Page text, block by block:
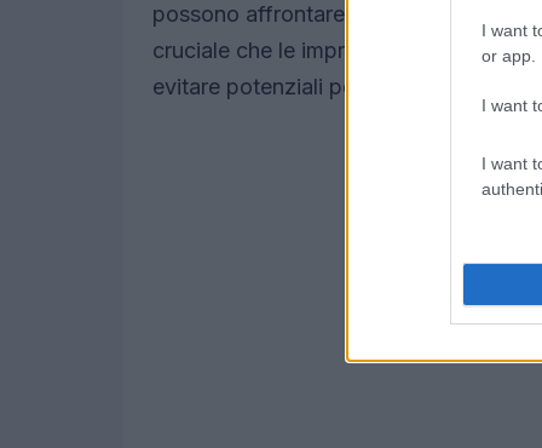
I want
or app.
I want
I want
possono affrontare sanzioni
cruciale che le imprese comprendano
evitare potenziali penalità.